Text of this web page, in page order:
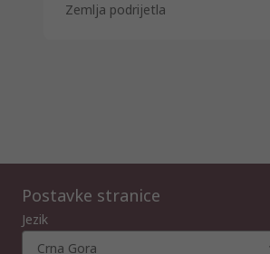
Zemlja podrijetla
Postavke stranice
Jezik
Crna Gora